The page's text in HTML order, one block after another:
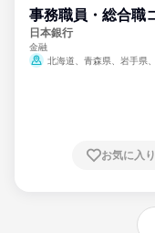
事務職員・総合職
日本銀行
金融
北海道、青森県、岩手県
崎県、熊本県、大分県、宮崎
お気に入り